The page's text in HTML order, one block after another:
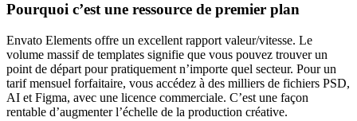
Pourquoi c’est une ressource de premier plan
Envato Elements offre un excellent rapport valeur/vitesse. Le
volume massif de templates signifie que vous pouvez trouver un
point de départ pour pratiquement n’importe quel secteur. Pour un
tarif mensuel forfaitaire, vous accédez à des milliers de fichiers PSD,
AI et Figma, avec une licence commerciale. C’est une façon
rentable d’augmenter l’échelle de la production créative.